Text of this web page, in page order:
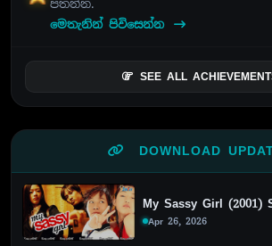
පතන්න.
මෙතැනින් පිවිසෙන්න
SEE ALL
DOWNLOAD
My Sassy Girl (2001)
Apr 26, 2026